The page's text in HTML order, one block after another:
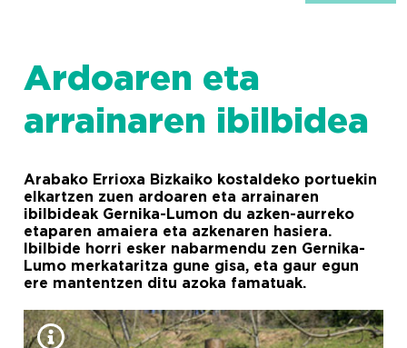
Ardoaren eta
arrainaren ibilbidea
Arabako Errioxa Bizkaiko kostaldeko portuekin
elkartzen zuen ardoaren eta arrainaren
ibilbideak Gernika-Lumon du azken-aurreko
etaparen amaiera eta azkenaren hasiera.
Ibilbide horri esker nabarmendu zen Gernika-
Lumo merkataritza gune gisa, eta gaur egun
ere mantentzen ditu azoka famatuak.